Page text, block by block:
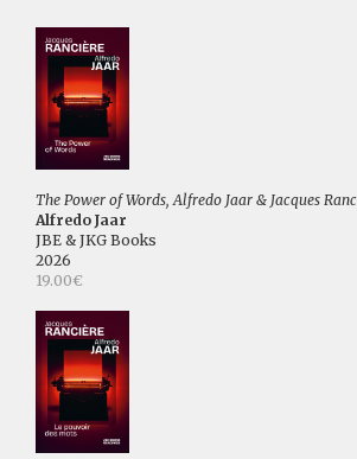
The Power of Words, Alfredo Jaar & Jacques
Alfredo Jaar
JBE & JKG Books
2026
19.00€